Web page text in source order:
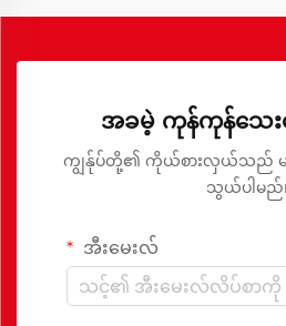
အခမဲ့ ကုန်ကုန်သေး
ကျွန်ုပ်တို့၏ ကိုယ်စားလှယ်သည်
သွယ်ပါမည်
အီးမေးလ်